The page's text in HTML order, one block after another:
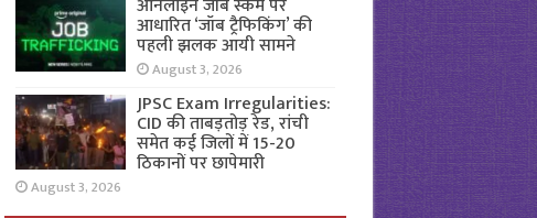
ऑनलाइन जॉब स्कैम पर
आधारित ‘जॉब ट्रैफिकिंग’ की
पहली झलक आयी सामने
August 3, 2026
JPSC Exam Irregularities:
CID की ताबड़तोड़ रेड, रांची
समेत कई जिलों में 15-20
ठिकानों पर छापेमारी
August 3, 2026